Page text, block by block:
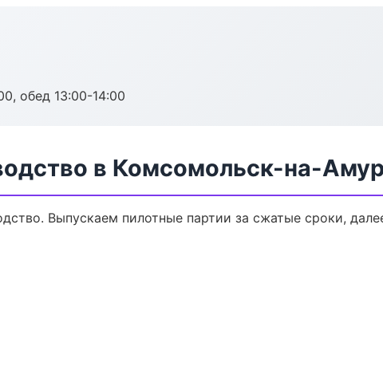
обед 13:00-14:00
в Комсомольск-на-
Выпускаем пилотные партии за сжатые сроки,